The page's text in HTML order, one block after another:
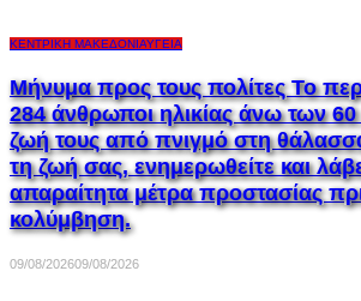
ΚΕΝΤΡΙΚΉ ΜΑΚΕΔΟΝΊΑΥΓΕΊΑ
Μήνυμα προς τους πολίτες Το
284 άνθρωποι ηλικίας άνω των
ζωή τους από πνιγμό στη
τη ζωή σας, ενημερωθείτε και
απαραίτητα μέτρα προστασίας
κολύμβηση.
09/08/202609/08/2026